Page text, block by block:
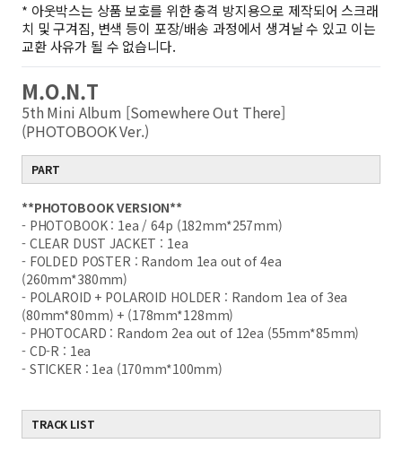
* 아웃박스는 상품 보호를 위한 충격 방지용으로 제작되어 스크래
치 및 구겨짐, 변색 등이 포장/배송 과정에서 생겨날 수 있고 이는
교환 사유가 될 수 없습니다.
M.O.N.T
5th Mini Album [Somewhere Out There]
(PHOTOBOOK Ver.)
PART
**PHOTOBOOK VERSION**
- PHOTOBOOK : 1ea / 64p (182mm*257mm)
- CLEAR DUST JACKET : 1ea
- FOLDED POSTER : Random 1ea out of 4ea
(260mm*380mm)
- POLAROID + POLAROID HOLDER : Random 1ea of 3ea
(80mm*80mm) + (178mm*128mm)
- PHOTOCARD : Random 2ea out of 12ea (55mm*85mm)
- CD-R : 1ea
- STICKER : 1ea (170mm*100mm)
TRACK LIST